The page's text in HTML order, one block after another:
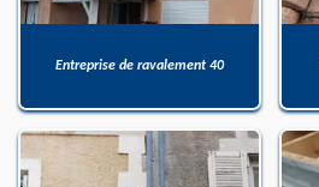
Entreprise de ravalement 40